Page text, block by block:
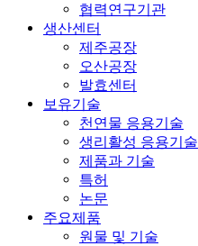
협력연구기관
생산센터
제주공장
오산공장
발효센터
보유기술
천연물 응용기술
생리활성 응용기술
제품과 기술
특허
논문
주요제품
원물 및 기술